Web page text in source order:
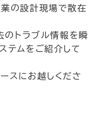
の設計現場で散在
トラブル情報を瞬
テムをご紹介して
スにお越しくださ